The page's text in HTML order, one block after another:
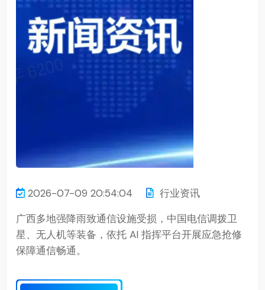
2026-07-09 20:54:04
行业资讯
广西多地强降雨致通信设施受损，中国电信调拨卫
星、无人机等装备，依托 AI 指挥平台开展应急抢修
保障通信畅通。